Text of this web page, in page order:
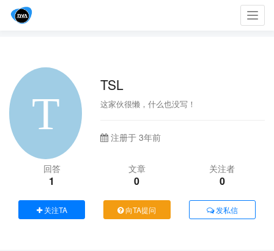
TSL
这家伙很懒，什么也没写！
注册于 3年前
回答
1
文章
0
关注者
0
关注TA 向TA提问 发私信